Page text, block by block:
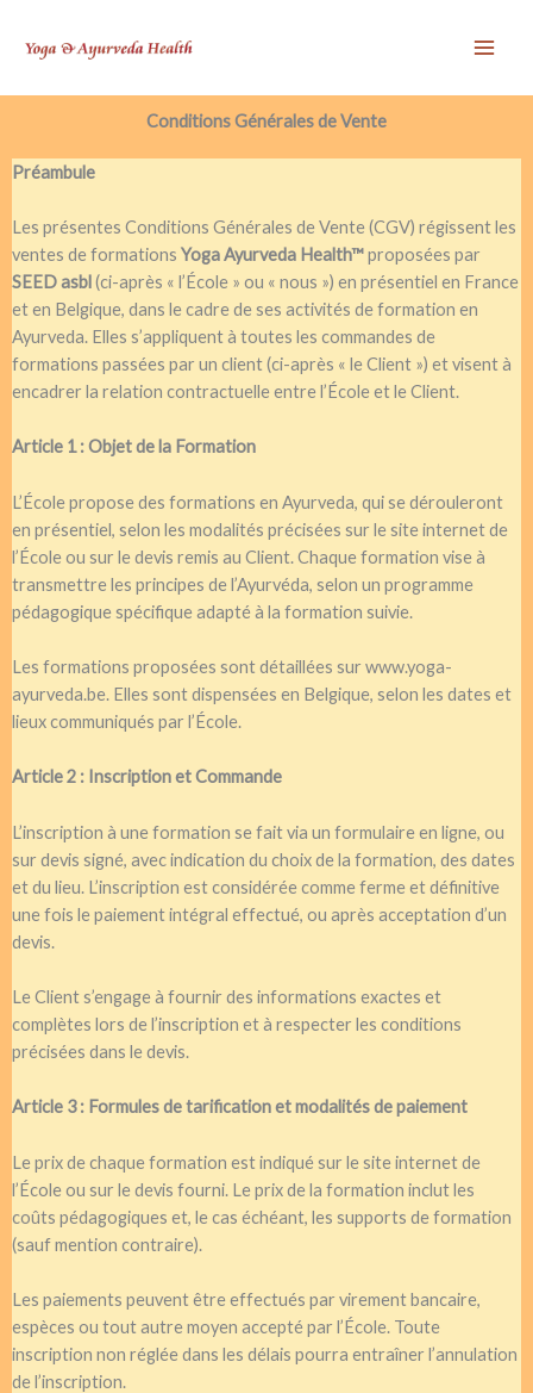
Conditions Générales de Vente
Préambule
Les présentes Conditions Générales de Vente (CGV) régissent les
ventes de formations Yoga Ayurveda Health™proposées par
SEED asbl(ci-après « l’École » ou « nous ») en présentiel en France
et en Belgique, dans le cadre de ses activités de formation en
Ayurveda. Elles s’appliquent à toutes les commandes de
formations passées par un client (ci-après « le Client ») et visent à
encadrer la relation contractuelle entre l’École et le Client.
Article 1 : Objet de la Formation
L’École propose des formations en Ayurveda, qui se dérouleront
en présentiel, selon les modalités précisées sur le site internet de
l’École ou sur le devis remis au Client. Chaque formation vise à
transmettre les principes de l’Ayurvéda, selon un programme
pédagogique spécifique adapté à la formation suivie.
Les formations proposées sont détaillées sur www.yoga-
ayurveda.be. Elles sont dispensées en Belgique, selon les dates et
lieux communiqués par l’École.
Article 2 : Inscription et Commande
L’inscription à une formation se fait via un formulaire en ligne, ou
sur devis signé, avec indication du choix de la formation, des dates
et du lieu. L’inscription est considérée comme ferme et définitive
une fois le paiement intégral effectué, ou après acceptation d’un
devis.
Le Client s’engage à fournir des informations exactes et
complètes lors de l’inscription et à respecter les conditions
précisées dans le devis.
Article 3 : Formules de tarification et modalités de paiement
Le prix de chaque formation est indiqué sur le site internet de
l’École ou sur le devis fourni. Le prix de la formation inclut les
coûts pédagogiques et, le cas échéant, les supports de formation
(sauf mention contraire).
Les paiements peuvent être effectués par virement bancaire,
espèces ou tout autre moyen accepté par l’École. Toute
inscription non réglée dans les délais pourra entraîner l’annulation
de l’inscription.